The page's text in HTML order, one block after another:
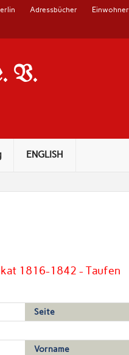
Adressbücher Einwohner
V.
ENGLISH
1816-1842 - Taufen
Seite
Vorname